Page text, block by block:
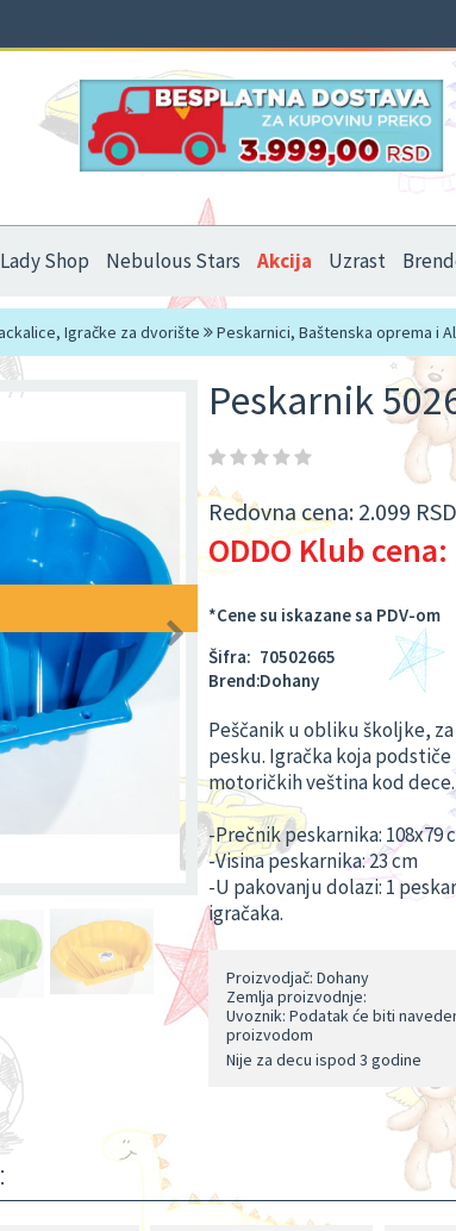
Lady Shop Nebulous Stars Akcija Uzrast
Igračke za dvorište Peskarnici, Baštenska oprema i
Peskarnik
Redovna cena: 2.099 RSD
ODDO Klub cena:
*Cene su iskazane sa PDV-om
Šifra: 70502665
Brend:Dohany
Peščanik u obliku školjke,
pesku. Igračka koja
motoričkih veština kod
-Prečnik peskarnika: 108x79
-Visina peskarnika: 23 cm
-U pakovanju dolazi: 1
igračaka.
Proizvodjač: Dohany
Zemlja proizvodnje:
Uvoznik: Podatak će biti
proizvodom
Nije za decu ispod 3 godine